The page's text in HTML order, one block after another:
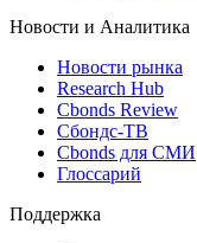
Новости и Аналитика
Новости рынка
Research Hub
Cbonds Review
Сбондс-ТВ
Cbonds для СМИ
Глоссарий
Поддержка